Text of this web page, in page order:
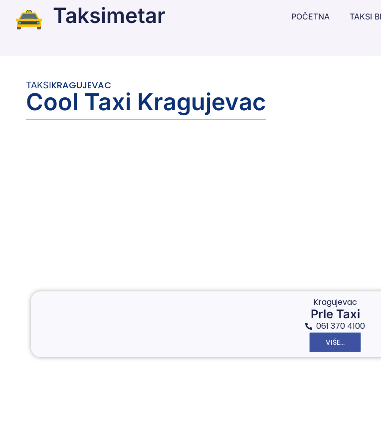
Taksimetar POČETNA TAKSI
TAKSIKRAGUJEVAC
Cool Taxi Kragujevac
Kragujevac
Prle Taxi
061 370 4100
VIŠE...